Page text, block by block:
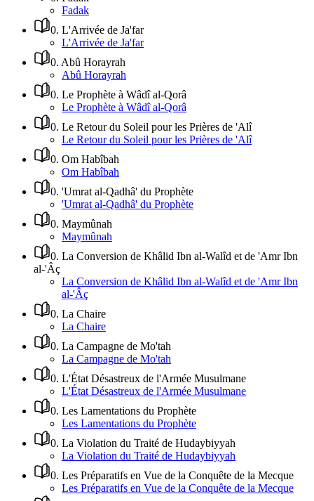
Fadak
0. L'Arrivée de Ja'far
L'Arrivée de Ja'far
0. Abû Horayrah
Abû Horayrah
0. Le Prophète à Wâdî al-Qorâ
Le Prophète à Wâdî al-Qorâ
0. Le Retour du Soleil pour les Prières de 'Alî
Le Retour du Soleil pour les Prières de 'Alî
0. Om Habîbah
Om Habîbah
0. 'Umrat al-Qadhâ' du Prophète
'Umrat al-Qadhâ' du Prophète
0. Maymûnah
Maymûnah
0. La Conversion de Khâlid Ibn al-Walîd et de 'Amr Ibn
al-'Âç
La Conversion de Khâlid Ibn al-Walîd et de 'Amr Ibn
al-'Âç
0. La Chaire
La Chaire
0. La Campagne de Mo'tah
La Campagne de Mo'tah
0. L'État Désastreux de l'Armée Musulmane
L'État Désastreux de l'Armée Musulmane
0. Les Lamentations du Prophète
Les Lamentations du Prophète
0. La Violation du Traité de Hudaybiyyah
La Violation du Traité de Hudaybiyyah
0. Les Préparatifs en Vue de la Conquête de la Mecque
Les Préparatifs en Vue de la Conquête de la Mecque